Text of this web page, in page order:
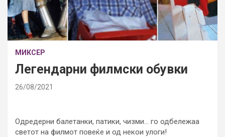
МИКСЕР
Легендарни филмски обувки
26/08/2021
Одредерни балетанки, патики, чизми… го одбележаа
светот на филмот повеќе и од некои улоги!